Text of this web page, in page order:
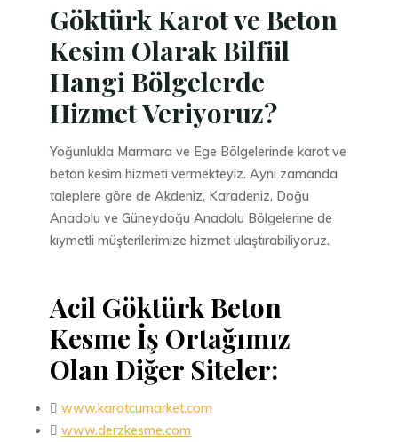
Göktürk Karot ve Beton
Kesim Olarak Bilfiil
Hangi Bölgelerde
Hizmet Veriyoruz?
Yoğunlukla Marmara ve Ege Bölgelerinde karot ve
beton kesim hizmeti vermekteyiz. Aynı zamanda
taleplere göre de Akdeniz, Karadeniz, Doğu
Anadolu ve Güneydoğu Anadolu Bölgelerine de
kıymetli müşterilerimize hizmet ulaştırabiliyoruz.
Acil Göktürk Beton
Kesme İş Ortağımız
Olan Diğer Siteler:
www.karotcumarket.com
www.derzkesme.com